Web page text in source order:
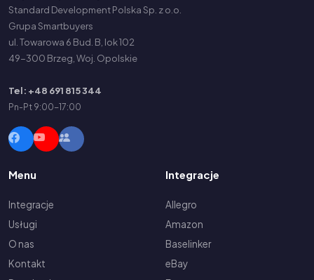
Standard Development Polska Sp. z o.o.
Grupa Smartbuyers
ul. Towarowa 6 Bud. B, lok 102
49-300 Brzeg, Woj. Opolskie
Tel: +48 691 815 344
Pn-Pt 9:00-17:00
Menu
Integracje
Usługi
O nas
Kontakt
Integracje
Allegro
Amazon
Baselinker
eBay